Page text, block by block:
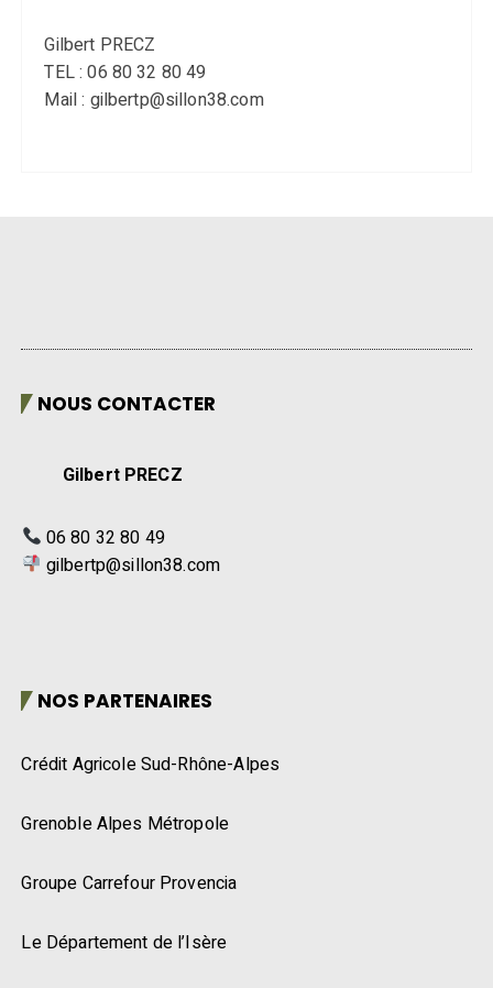
Gilbert PRECZ
TEL : 06 80 32 80 49
Mail : gilbertp@sillon38.com
NOUS CONTACTER
Gilbert PRECZ
06 80 32 80 49
gilbertp@sillon38.com
NOS PARTENAIRES
Crédit Agricole Sud-Rhône-Alpes
Grenoble Alpes Métropole
Groupe Carrefour Provencia
Le Département de l’Isère